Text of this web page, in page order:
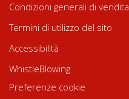
Condizioni generali di vendita
Termini di utilizzo del sito
Accessibilità
WhistleBlowing
Preferenze cookie